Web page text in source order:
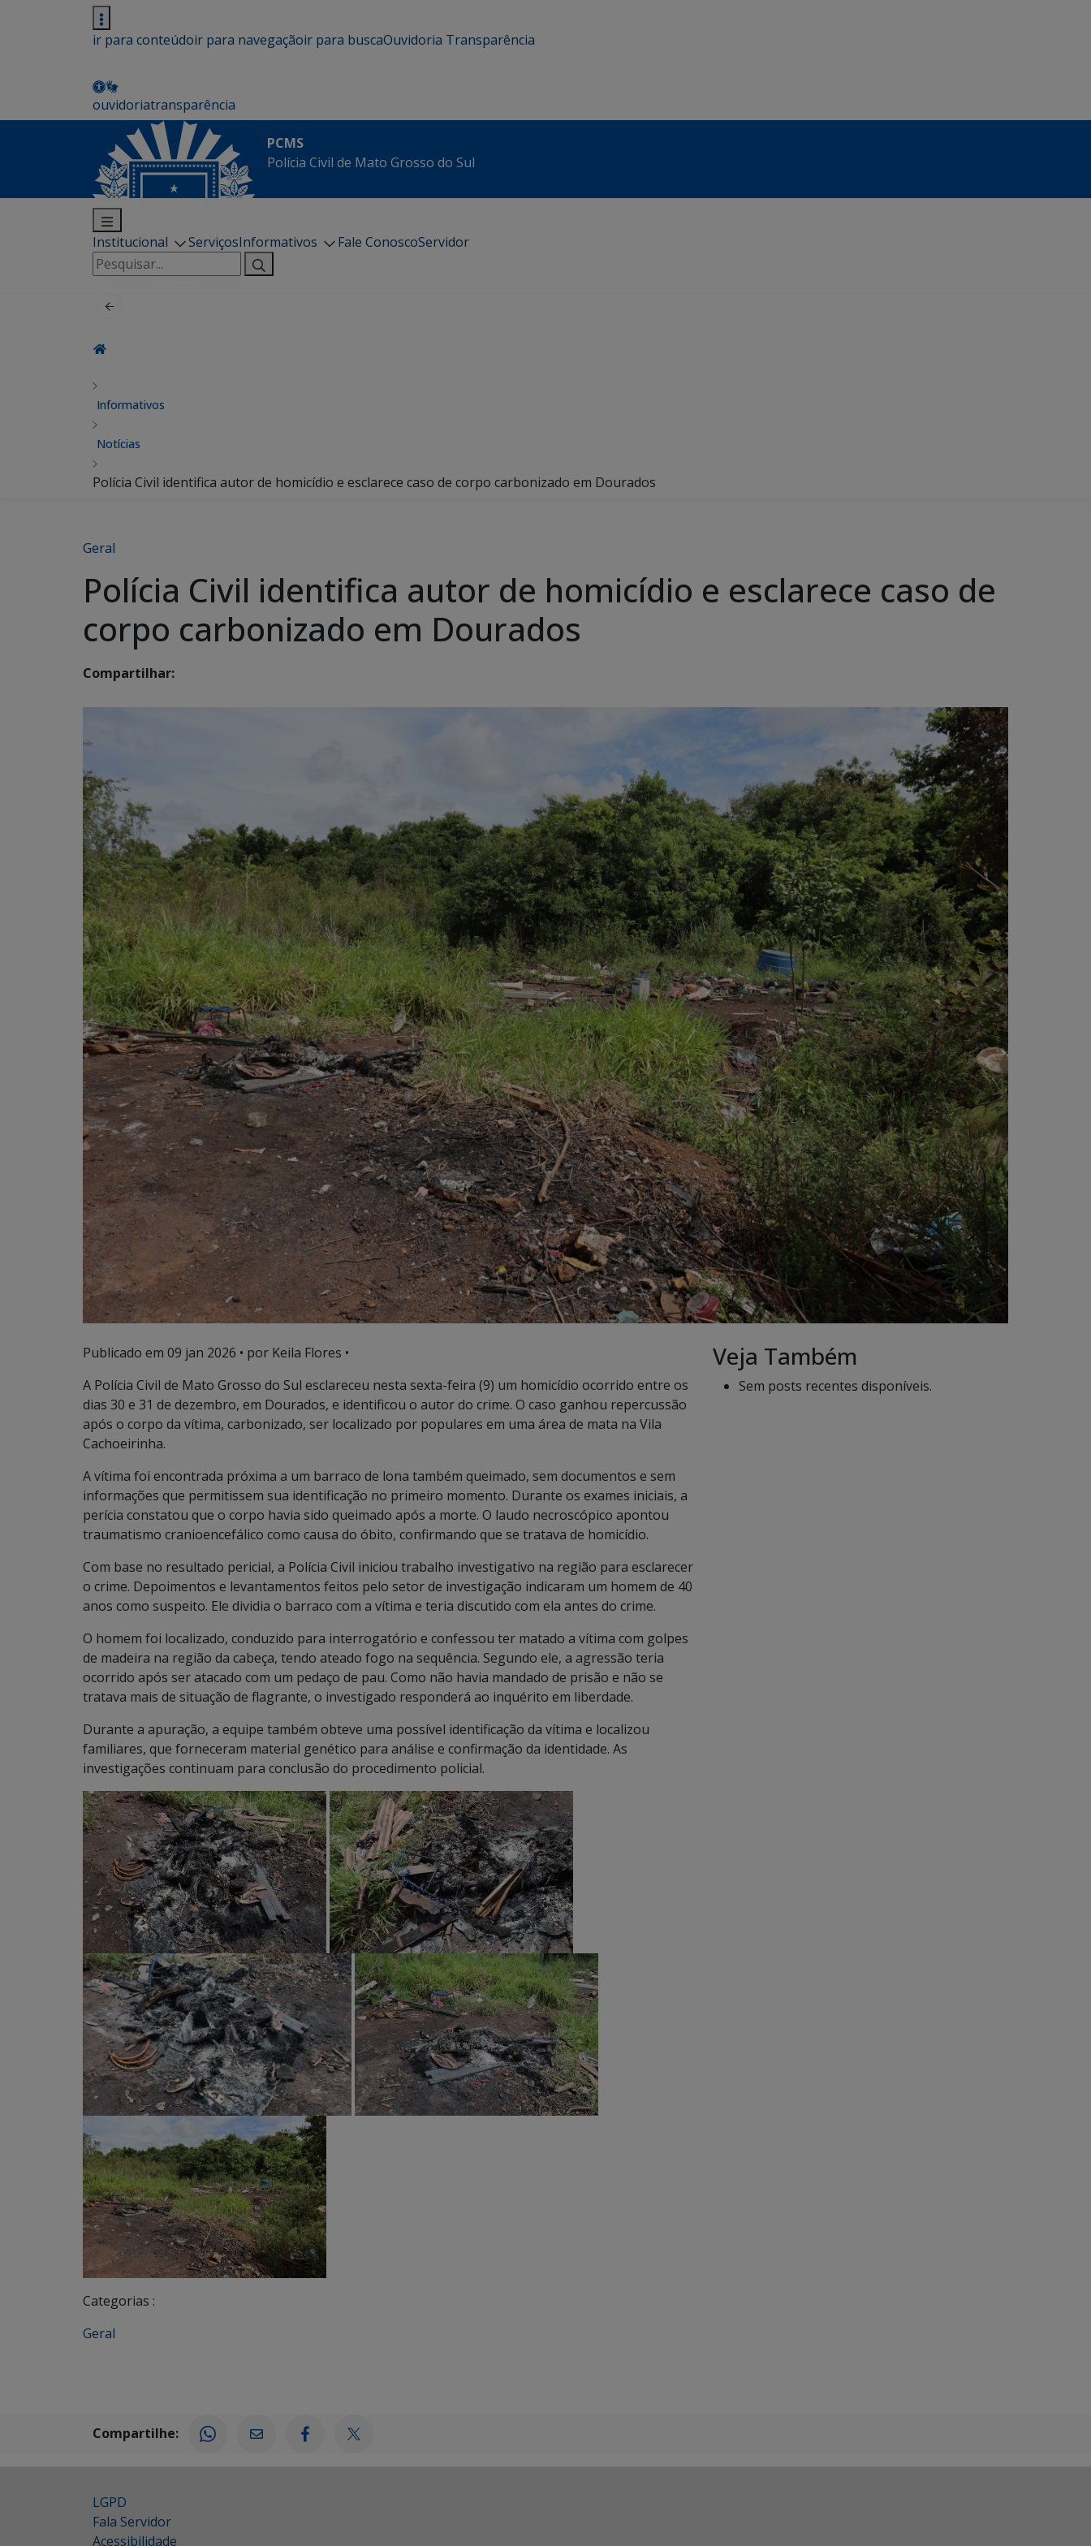
ir para conteúdoir para navegaçãoir para buscaOuvidoria Transparência
ouvidoriatransparência
PCMS
Polícia Civil de Mato Grosso do Sul
Institucional ServiçosInformativos Fale ConoscoServidor
Pesquisar
por:
Informativos
Notícias
Polícia Civil identifica autor de homicídio e esclarece caso de corpo carbonizado em Dourados
Geral
Polícia Civil identifica autor de homicídio e esclarece caso de
corpo carbonizado em Dourados
Compartilhar:
Publicado em 09 jan 2026 • por Keila Flores •
A Polícia Civil de Mato Grosso do Sul esclareceu nesta sexta-feira (9) um homicídio ocorrido entre os
dias 30 e 31 de dezembro, em Dourados, e identificou o autor do crime. O caso ganhou repercussão
após o corpo da vítima, carbonizado, ser localizado por populares em uma área de mata na Vila
Cachoeirinha.
A vítima foi encontrada próxima a um barraco de lona também queimado, sem documentos e sem
informações que permitissem sua identificação no primeiro momento. Durante os exames iniciais, a
perícia constatou que o corpo havia sido queimado após a morte. O laudo necroscópico apontou
traumatismo cranioencefálico como causa do óbito, confirmando que se tratava de homicídio.
Com base no resultado pericial, a Polícia Civil iniciou trabalho investigativo na região para esclarecer
o crime. Depoimentos e levantamentos feitos pelo setor de investigação indicaram um homem de 40
anos como suspeito. Ele dividia o barraco com a vítima e teria discutido com ela antes do crime.
O homem foi localizado, conduzido para interrogatório e confessou ter matado a vítima com golpes
de madeira na região da cabeça, tendo ateado fogo na sequência. Segundo ele, a agressão teria
ocorrido após ser atacado com um pedaço de pau. Como não havia mandado de prisão e não se
tratava mais de situação de flagrante, o investigado responderá ao inquérito em liberdade.
Durante a apuração, a equipe também obteve uma possível identificação da vítima e localizou
familiares, que forneceram material genético para análise e confirmação da identidade. As
investigações continuam para conclusão do procedimento policial.
Categorias :
Geral
Veja Também
Sem posts recentes disponíveis.
Compartilhe:
LGPD
Fala Servidor
Acessibilidade